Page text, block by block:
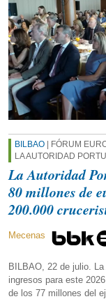
BILBAO | FÓRUM
LA AUTORIDAD
La Autoridad
80 millones de
200.000
Mecenas
BILBAO, 22 de julio.
ingresos para este
de los 77 millones del